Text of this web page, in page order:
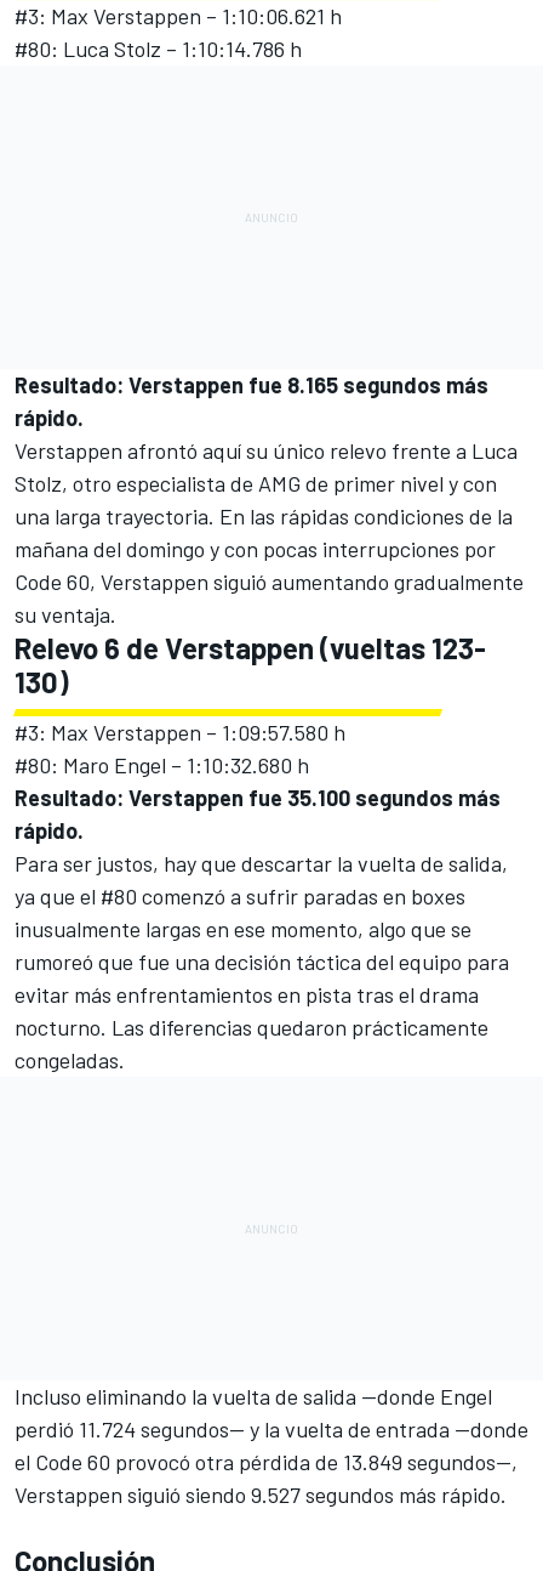
#3: Max Verstappen – 1:10:06.621 h
#80: Luca Stolz – 1:10:14.786 h
Resultado: Verstappen fue 8.165 segundos más
rápido.
Verstappen afrontó aquí su único relevo frente a Luca
Stolz, otro especialista de AMG de primer nivel y con
una larga trayectoria. En las rápidas condiciones de la
mañana del domingo y con pocas interrupciones por
Code 60, Verstappen siguió aumentando gradualmente
su ventaja.
Relevo 6 de Verstappen (vueltas 123-
130)
#3: Max Verstappen – 1:09:57.580 h
#80: Maro Engel – 1:10:32.680 h
Resultado: Verstappen fue 35.100 segundos más
rápido.
Para ser justos, hay que descartar la vuelta de salida,
ya que el #80 comenzó a sufrir paradas en boxes
inusualmente largas en ese momento, algo que se
rumoreó que fue una decisión táctica del equipo para
evitar más enfrentamientos en pista tras el drama
nocturno. Las diferencias quedaron prácticamente
congeladas.
Incluso eliminando la vuelta de salida —donde Engel
perdió 11.724 segundos— y la vuelta de entrada —donde
el Code 60 provocó otra pérdida de 13.849 segundos—,
Verstappen siguió siendo 9.527 segundos más rápido.
Conclusión